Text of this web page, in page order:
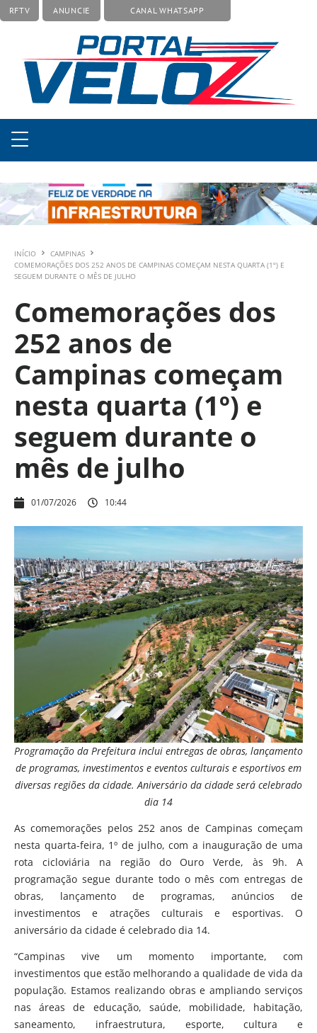
RFTV ANUNCIE CANAL WHATSAPP
INÍCIO
CAMPINAS
COMEMORAÇÕES DOS 252 ANOS DE CAMPINAS COMEÇAM NESTA QUARTA (1º) E
SEGUEM DURANTE O MÊS DE JULHO
Comemorações dos
252 anos de
Campinas começam
nesta quarta (1º) e
seguem durante o
mês de julho
01/07/2026 10:44
Programação da Prefeitura inclui entregas de obras, lançamento
de programas, investimentos e eventos culturais e esportivos em
diversas regiões da cidade. Aniversário da cidade será celebrado
dia 14
As comemorações pelos 252 anos de Campinas começam
nesta quarta-feira, 1º de julho, com a inauguração de uma
rota cicloviária na região do Ouro Verde, às 9h. A
programação segue durante todo o mês com entregas de
obras, lançamento de programas, anúncios de
investimentos e atrações culturais e esportivas. O
aniversário da cidade é celebrado dia 14.
“Campinas vive um momento importante, com
investimentos que estão melhorando a qualidade de vida da
população. Estamos realizando obras e ampliando serviços
nas áreas de educação, saúde, mobilidade, habitação,
saneamento, infraestrutura, esporte, cultura e